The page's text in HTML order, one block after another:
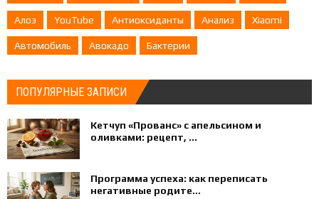
Алоэ YouTube Антиоксиданты Анализ Xiaomi
Автомобиль Авокадо Бактерии
ПОПУЛЯРНЫЕ ЗАПИСИ
Кетчуп «Прованс» с апельсином и
оливками: рецепт, ...
Программа успеха: как переписать
негативные родите...